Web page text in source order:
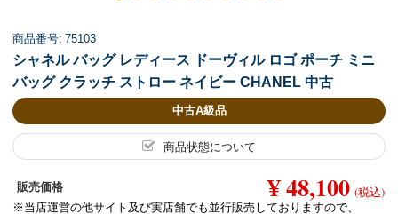
商品番号: 75103
シャネル バッグ レディース ドーヴィル ロゴ ポーチ ミニ
バッグ クラッチ ストロー ネイビー CHANEL 中古
中古A級品
商品状態について
販売価格 ¥ 48,100 (税込)
※当店運営の他サイト及び実店舗でも並行販売しておりますので、